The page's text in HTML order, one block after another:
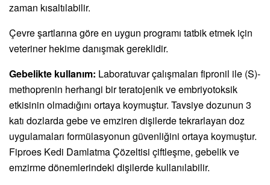
zaman kısaltılabilir.
Çevre şartlarına göre en uygun programı tatbik etmek için
veteriner hekime danışmak gereklidir.
Gebelikte kullanım: Laboratuvar çalışmaları fipronil ile (S)-
methoprenin herhangi bir teratojenik ve embriyotoksik
etkisinin olmadığını ortaya koymuştur. Tavsiye dozunun 3
katı dozlarda gebe ve emziren dişilerde tekrarlayan doz
uygulamaları formülasyonun güvenliğini ortaya koymuştur.
Fiproes Kedi Damlatma Çözeltisi çiftleşme, gebelik ve
emzirme dönemlerindeki dişilerde kullanılabilir.